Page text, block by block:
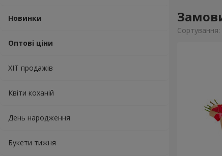
Новинки
Оптові ціни
ХІТ продажів
Квіти коханій
День народження
Букети тижня
Сортування: